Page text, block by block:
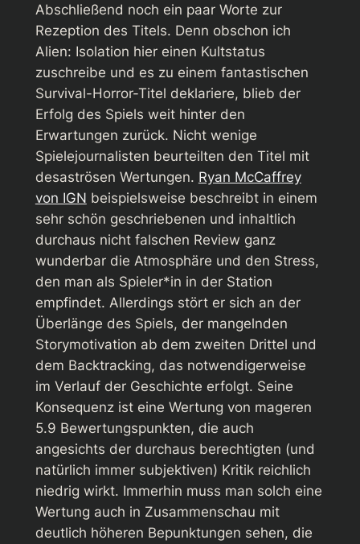
Abschließend noch ein paar Worte zur
Rezeption des Titels. Denn obschon ich
Alien: Isolation hier einen Kultstatus
zuschreibe und es zu einem fantastischen
Survival-Horror-Titel deklariere, blieb der
Erfolg des Spiels weit hinter den
Erwartungen zurück. Nicht wenige
Spielejournalisten beurteilten den Titel mit
desaströsen Wertungen. Ryan McCaffrey
von IGN beispielsweise beschreibt in einem
sehr schön geschriebenen und inhaltlich
durchaus nicht falschen Review ganz
wunderbar die Atmosphäre und den Stress,
den man als Spieler*in in der Station
empfindet. Allerdings stört er sich an der
Überlänge des Spiels, der mangelnden
Storymotivation ab dem zweiten Drittel und
dem Backtracking, das notwendigerweise
im Verlauf der Geschichte erfolgt. Seine
Konsequenz ist eine Wertung von mageren
5.9 Bewertungspunkten, die auch
angesichts der durchaus berechtigten (und
natürlich immer subjektiven) Kritik reichlich
niedrig wirkt. Immerhin muss man solch eine
Wertung auch in Zusammenschau mit
deutlich höheren Bepunktungen sehen, die